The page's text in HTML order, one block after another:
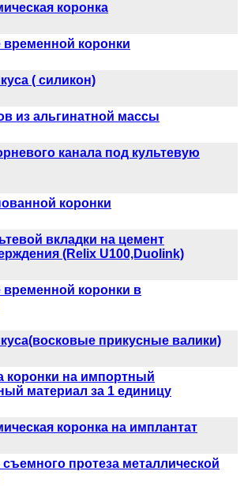
коронка
временной коронки
( силикон)
из альгинатной массы
канала под культевую
коронки
вкладки на цемент
(Relix U100,Duolink)
временной коронки в
прикусные валики)
коронки на импортный
материал за 1 единицу
коронка на имплантат
протеза металлической